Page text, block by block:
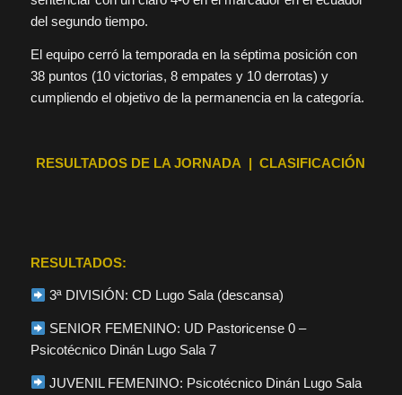
del segundo tiempo.
El equipo cerró la temporada en la séptima posición con
38 puntos (10 victorias, 8 empates y 10 derrotas) y
cumpliendo el objetivo de la permanencia en la categoría.
RESULTADOS DE LA JORNADA | CLASIFICACIÓN
RESULTADOS:
3ª DIVISIÓN: CD Lugo Sala (descansa)
SENIOR FEMENINO: UD Pastoricense 0 –
Psicotécnico Dinán Lugo Sala 7
JUVENIL FEMENINO: Psicotécnico Dinán Lugo Sala